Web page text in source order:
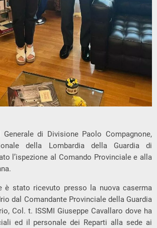
di Divisione Paolo Compagnone,
della Lombardia della Guardia di
l’ispezione al Comando Provinciale e alla
è stato ricevuto presso la nuova caserma
dal Comandante Provinciale della Guardia
Col. t. ISSMI Giuseppe Cavallaro dove ha
ed il personale dei Reparti alla sede ai